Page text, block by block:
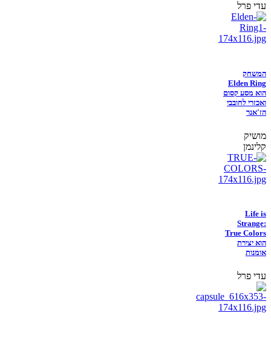
עדי פרל
המשחק
Elden Ring
הוא מסע קסום
ואכזרי לחובבי
הז'אנר
מושיק
קלינמן
Life is
Strange:
True Colors
הוא יצירת
אומנות
עדי פרל